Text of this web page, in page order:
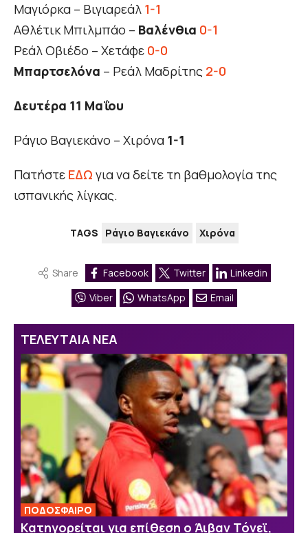
Μαγιόρκα – Βιγιαρεάλ 1-1
Αθλέτικ Μπιλμπάο – Βαλένθια 0-1
Ρεάλ Οβιέδο – Χετάφε 0-0
Μπαρτσελόνα – Ρεάλ Μαδρίτης 2-0
Δευτέρα 11 Μαΐου
Ράγιο Βαγιεκάνο – Χιρόνα 1-1
Πατήστε ΕΔΩ για να δείτε τη βαθμολογία της
ισπανικής λίγκας.
TAGS Ράγιο Βαγιεκάνο Χιρόνα
Share Facebook Twitter
Linkedin
Viber
WhatsApp Email
ΤΕΛΕΥΤΑΙΑ ΝΕΑ
ΠΟΔΟΣΦΑΙΡΟ
Κατηγορείται για επίθεση ο Άιβαν Τόνεϊ,